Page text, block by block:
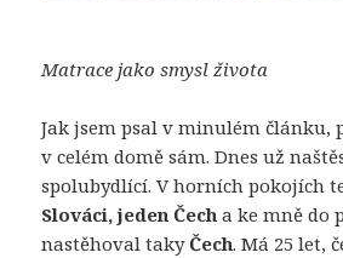
Matrace jako smysl života
Jak jsem psal v minulém článku,
v celém domě sám. Dnes už
spolubydlící. V horních pokojích
Slováci, jeden Čech a ke mně do
nastěhoval takyČech. Má 25 let,